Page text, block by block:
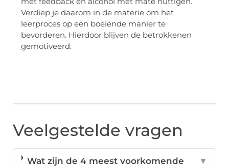
Verdiep je daarom in de materie om het
leerproces op een boeiende manier te
bevorderen. Hierdoor blijven de betrokkenen
gemotiveerd.
Veelgestelde vragen
Wat zijn de 4 meest voorkomende
▼